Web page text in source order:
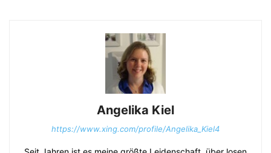
Angelika Kiel
https://www.xing.com/profile/Angelika_Kiel4